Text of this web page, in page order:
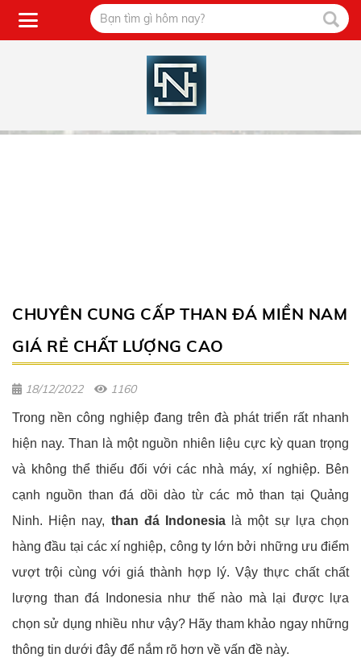
CHUYÊN CUNG CẤP THAN ĐÁ MIỀN NAM
GIÁ RẺ CHẤT LƯỢNG CAO
18/12/2022 1160
Trong nền công nghiệp đang trên đà phát triển rất nhanh
hiện nay. Than là một nguồn nhiên liệu cực kỳ quan trọng
và không thể thiếu đối với các nhà máy, xí nghiệp. Bên
cạnh nguồn than đá dồi dào từ các mỏ than tại Quảng
Ninh. Hiện nay, than đá Indonesia là một sự lựa chọn
hàng đầu tại các xí nghiệp, công ty lớn bởi những ưu điểm
vượt trội cùng với giá thành hợp lý. Vậy thực chất chất
lượng than đá Indonesia như thế nào mà lại được lựa
chọn sử dụng nhiều như vậy? Hãy tham khảo ngay những
thông tin dưới đây để nắm rõ hơn về vấn đề này.